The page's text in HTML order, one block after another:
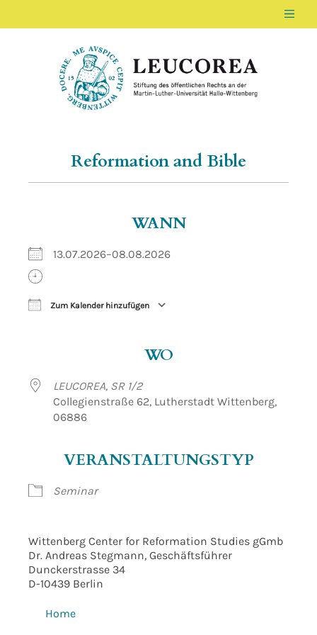
LEUCOREA DE
Stiftung des öffentlichen Rechts an der
Reformation and Bible
WANN
13.07.2026–08.08.2026
Zum Kalender hinzufügen
WO
LEUCOREA, SR 1/2
Collegienstraße 62, Lutherstadt Wittenberg,
06886
VERANSTALTUNGSTYP
Seminar
Wittenberg Center for Reformation Studies gGmb
Dr. Andreas Stegmann, Geschäftsführer
Dunckerstrasse 34
D-10439 Berlin
Home